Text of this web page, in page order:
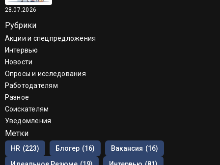
28.07.2026
Рубрики
Акции и спецпредложения
Интервью
Новости
Опросы и исследования
Работодателям
Разное
Соискателям
Уведомления
Метки
HR (223) Блогер (16) Вакансия (16)